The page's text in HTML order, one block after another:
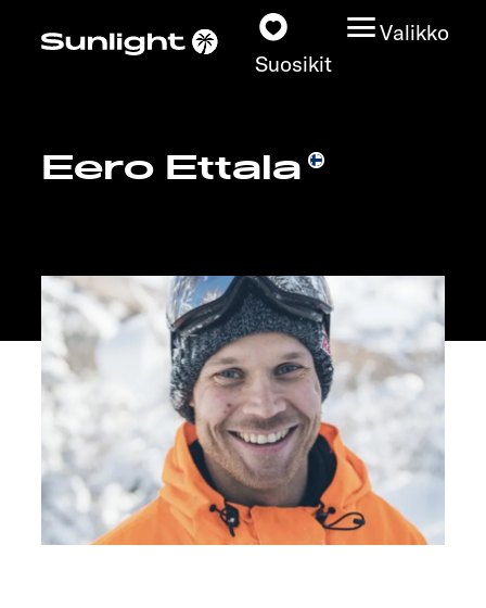
Suosikit
Valikko
Matkailuautot
Löydä oma Sunlightisi
Kauppiashaku
Tutustu
Lisätietoja
Eero Ettala